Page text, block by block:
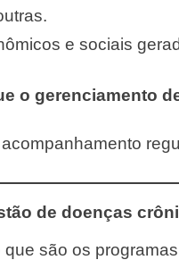
e sociais
o gerenciamento
de doenças
que são os